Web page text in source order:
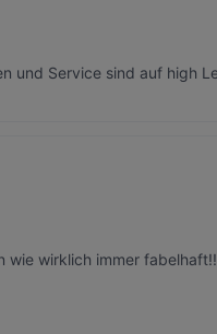
und Service sind auf high
wie wirklich immer